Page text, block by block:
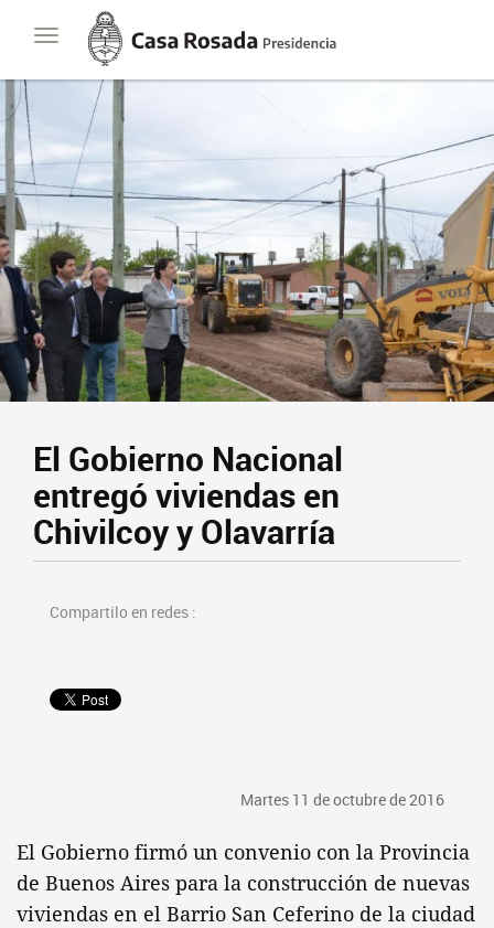
Toggle
navigation
Casa
Rosada
Presidencia
de
la
El Gobierno Nacional
entregó viviendas en
Chivilcoy y Olavarría
Compartilo en redes :
Martes 11 de octubre de 2016
El Gobierno firmó un convenio con la Provincia
de Buenos Aires para la construcción de nuevas
viviendas en el Barrio San Ceferino de la ciudad